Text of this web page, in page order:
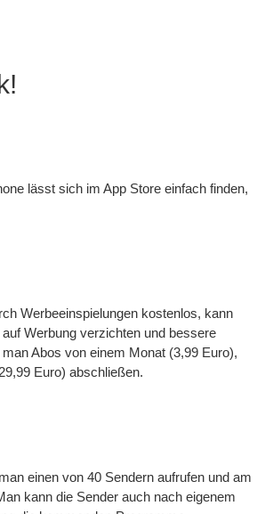
lässt sich im App Store einfach finden,
Werbeeinspielungen kostenlos, kann
Werbung verzichten und bessere
Abos von einem Monat (3,99 Euro),
Euro) abschließen.
einen von 40 Sendern aufrufen und am
kann die Sender auch nach eigenem